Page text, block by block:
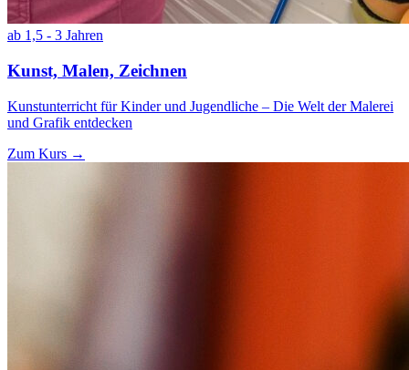
ab 1,5 - 3 Jahren
Kunst, Malen, Zeichnen
Kunstunterricht für Kinder und Jugendliche – Die Welt der Malerei
und Grafik entdecken
Zum Kurs →